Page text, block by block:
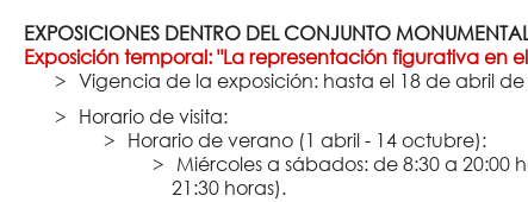
EXPOSICIONES DENTRO DEL CONJUNTO
Exposición temporal: "La representación figurativa en
Vigencia de la exposición: hasta el 18 de abril de
Horario de visita:
Horario de verano (1 abril - 14 octubre):
Miércoles a sábados: de 8:30 a 20:00
21:30 horas).